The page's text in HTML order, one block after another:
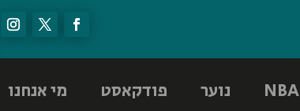
NBA נוער פודקאסט מי אנחנו